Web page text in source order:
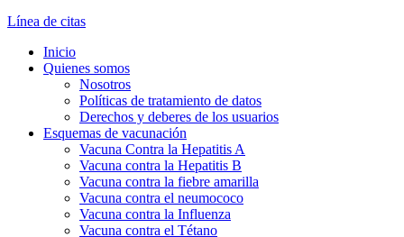
Línea de citas
Inicio
Quienes somos
Nosotros
Políticas de tratamiento de datos
Derechos y deberes de los usuarios
Esquemas de vacunación
Vacuna Contra la Hepatitis A
Vacuna contra la Hepatitis B
Vacuna contra la fiebre amarilla
Vacuna contra el neumococo
Vacuna contra la Influenza
Vacuna contra el Tétano